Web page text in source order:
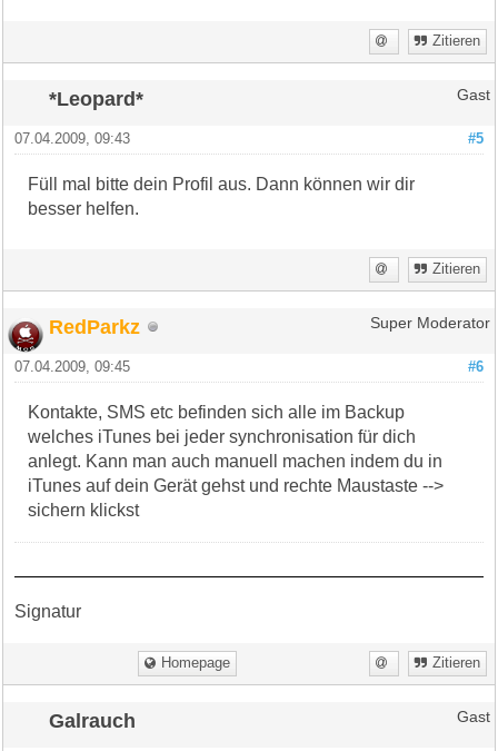
Zitieren
*Leopard* Gast
#5
07.04.2009, 09:43
Füll mal bitte dein Profil aus. Dann können wir dir
besser helfen.
Zitieren
RedParkz Super Moderator
#6
07.04.2009, 09:45
Kontakte, SMS etc befinden sich alle im Backup
welches iTunes bei jeder synchronisation für dich
anlegt. Kann man auch manuell machen indem du in
iTunes auf dein Gerät gehst und rechte Maustaste -->
sichern klickst
Signatur
Homepage Zitieren
Galrauch Gast